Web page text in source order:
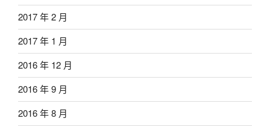
2017 年 2 月
2017 年 1 月
2016 年 12 月
2016 年 9 月
2016 年 8 月